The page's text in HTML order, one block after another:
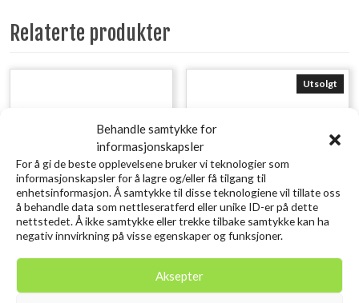
Behandle samtykke for
informasjonskapsler
For å gi de beste opplevelsene bruker vi teknologier som
informasjonskapsler for å lagre og/eller få tilgang til
enhetsinformasjon. Å samtykke til disse teknologiene vil tillate oss
å behandle data som nettleseratferd eller unike ID-er på dette
nettstedet. Å ikke samtykke eller trekke tilbake samtykke kan ha
negativ innvirkning på visse egenskaper og funksjoner.
Aksepter
Relaterte produkter
Utsolgt